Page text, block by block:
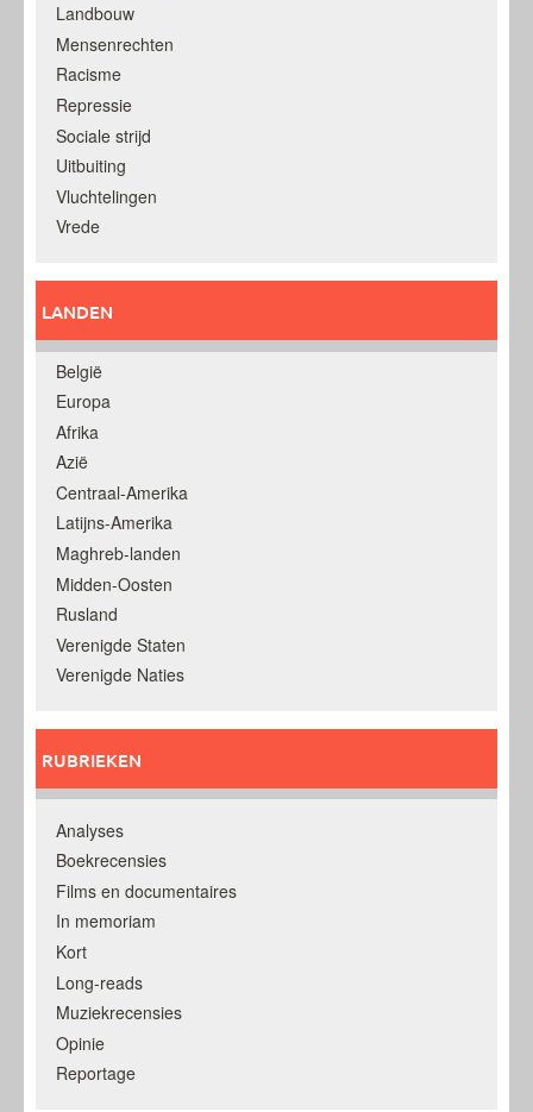
Landbouw
Mensenrechten
Racisme
Repressie
Sociale strijd
Uitbuiting
Vluchtelingen
Vrede
LANDEN
België
Europa
Afrika
Azië
Centraal-Amerika
Latijns-Amerika
Maghreb-landen
Midden-Oosten
Rusland
Verenigde Staten
Verenigde Naties
RUBRIEKEN
Analyses
Boekrecensies
Films en documentaires
In memoriam
Kort
Long-reads
Muziekrecensies
Opinie
Reportage